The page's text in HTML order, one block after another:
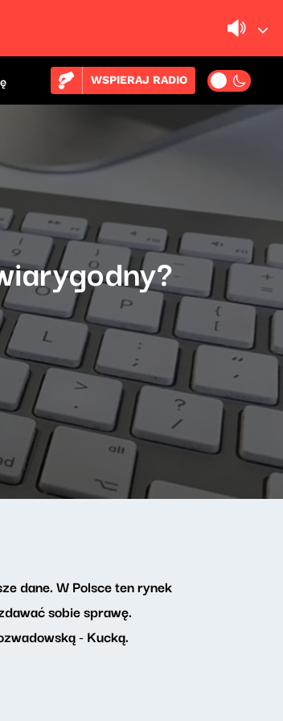
WSPIERAJ RADIO
dane. W Polsce ten rynek
sobie sprawę.
- Kucką.